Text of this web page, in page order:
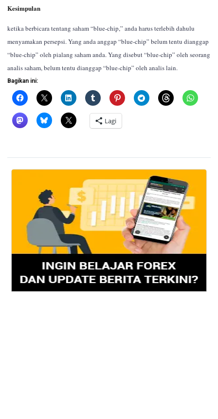
Kesimpulan
ketika berbicara tentang saham “blue-chip,” anda harus terlebih dahulu
menyamakan persepsi. Yang anda anggap “blue-chip” belum tentu dianggap
“blue-chip” oleh pialang saham anda. Yang disebut “blue-chip” oleh seorang
analis saham, belum tentu dianggap “blue-chip” oleh analis lain.
Bagikan ini:
Lagi